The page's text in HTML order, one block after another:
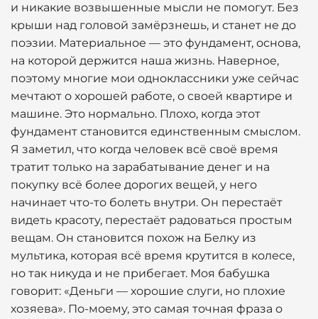
и никакие возвышенные мысли не помогут. Без
крыши над головой замёрзнешь, и станет не до
поэзии. Материальное — это фундамент, основа,
на которой держится наша жизнь. Наверное,
поэтому многие мои одноклассники уже сейчас
мечтают о хорошей работе, о своей квартире и
машине. Это нормально. Плохо, когда этот
фундамент становится единственным смыслом.
Я заметил, что когда человек всё своё время
тратит только на зарабатывание денег и на
покупку всё более дорогих вещей, у него
начинает что-то болеть внутри. Он перестаёт
видеть красоту, перестаёт радоваться простым
вещам. Он становится похож на Белку из
мультика, которая всё время крутится в колесе,
но так никуда и не прибегает. Моя бабушка
говорит: «Деньги — хорошие слуги, но плохие
хозяева». По-моему, это самая точная фраза о